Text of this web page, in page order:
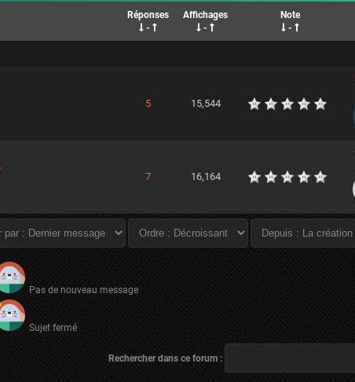
Réponses
-
Affichages
-
Note
-
5 15,544
7 16,164
Pas de nouveau message
Sujet fermé
Rechercher dans ce forum :